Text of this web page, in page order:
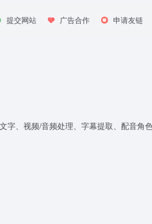
提交网站 广告合作 申请友链
字、视频/音频处理、字幕提取、配音角